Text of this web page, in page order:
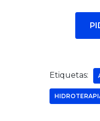
Etiquetas: